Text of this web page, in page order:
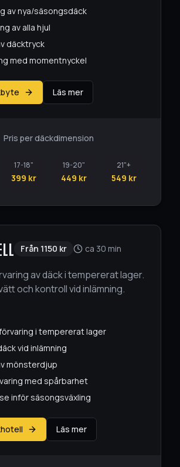
av nya/säsongsdäck
av alla hjul
däcktryck
med momentnyckel
Läs mer
Pris per däckdimension
17-18"
399 kr
19-20"
449 kr
21"+
549 kr
Från 1150 kr ca 30 min
av däck i tempererat lager.
och kontroll vid inlämning.
i tempererat lager
vid inlämning
mönsterdjup
med spårbarhet
inför säsongsväxling
Läs mer